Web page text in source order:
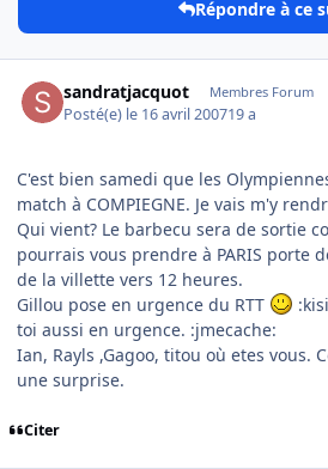
Répondre à ce
sandratjacquot Membres Forum
Posté(e) le 16 avril 200719 a
C'est bien samedi que les
match à COMPIEGNE. Je vais m'y
Qui vient? Le barbecu sera de sortie
pourrais vous prendre à PARIS porte
de la villette vers 12 heures.
Gillou pose en urgence du RTT
toi aussi en urgence. :jmecache:
Ian, Rayls ,Gagoo, titou où etes vous.
une surprise.
Citer